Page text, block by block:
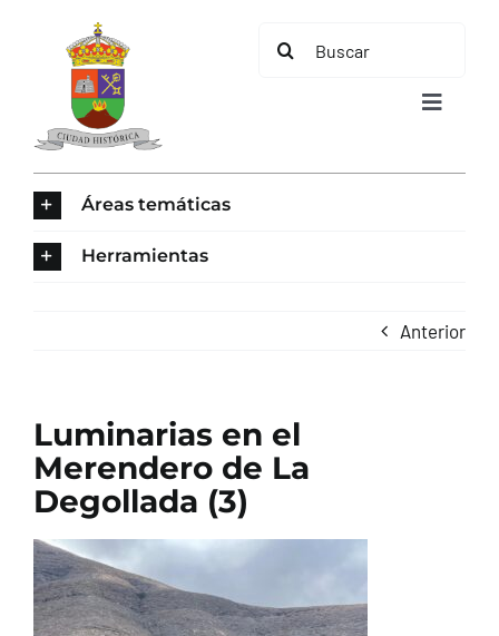
contenido
Buscar:
Toggle
TURISMO
Áreas temáticas
Herramientas
Anterior
Luminarias en el
Merendero de La
Degollada (3)